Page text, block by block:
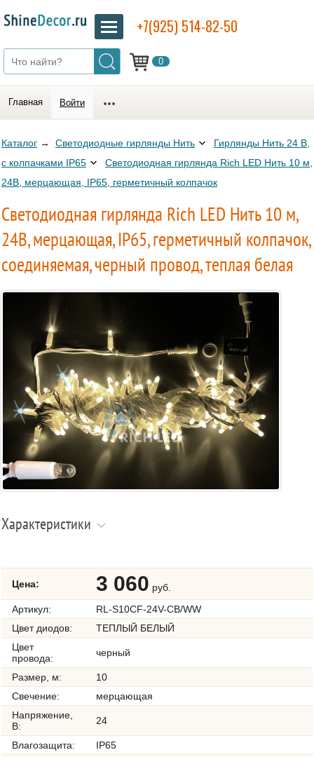
0
+7(925) 514-82-50
Главная Войти
Каталог → Светодиодные гирлянды Нить
Гирлянды Нить 24 В,
с колпачками IP65
Светодиодная гирлянда Rich LED Нить 10 м,
24В, мерцающая, IP65, герметичный колпачок
Светодиодная гирлянда Rich LED Нить 10 м,
24В, мерцающая, IP65, герметичный колпачок,
соединяемая, черный провод, теплая белая
Характеристики
Цена: 3 060 руб.
Артикул:
RL-S10CF-24V-CB/WW
Цвет диодов:
ТЕПЛЫЙ БЕЛЫЙ
Цвет
провода:
черный
Размер, м:
10
Свечение:
мерцающая
Напряжение,
В:
24
Влагозащита:
IP65